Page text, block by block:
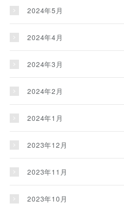
2024年5月
2024年4月
2024年3月
2024年2月
2024年1月
2023年12月
2023年11月
2023年10月